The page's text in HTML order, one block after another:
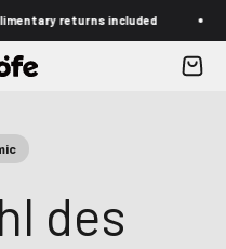
returns included
des